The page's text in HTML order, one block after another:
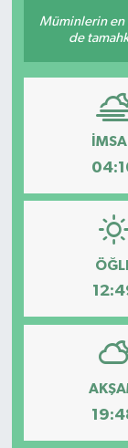
Müminlerin en
de